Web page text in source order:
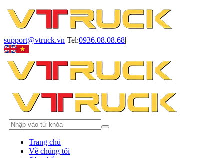
support@vtruck.vn Tel:0936.08.08.68|
Trang chủ
Về chúng tôi